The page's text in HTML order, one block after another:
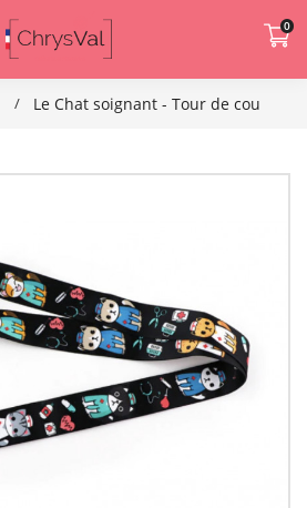
0
Le Chat soignant - Tour de cou